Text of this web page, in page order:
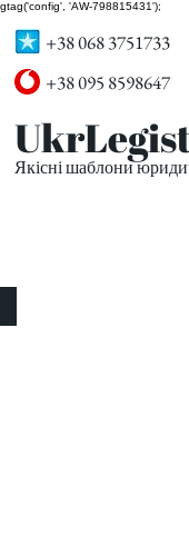
gtag('config', 'AW-798815431');
+38 068 3751733
+38 095 8598647
Якісні шаблони